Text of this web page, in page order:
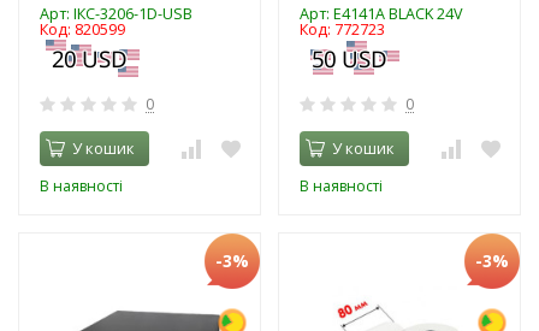
Арт: ІКС-3206-1D-USB
Код: 820599
0
У кошик
В наявності
Арт: E4141A BLACK 24V
Код: 772723
0
У кошик
В наявності
-3% -3%